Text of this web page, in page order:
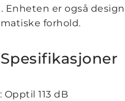
Enheten er også
forhold.
113 dB